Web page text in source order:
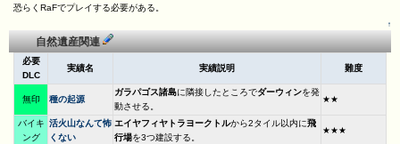
恐らくRaFでプレイする必要がある。
↑
自然遺産関連
必要
DLC
実績名 実績説明 難度
無印 種の起源
ガラパゴス諸島に隣接したところでダーウィンを発
動させる。
★★
バイキ
ング
活火山なんて怖
くない
エイヤフィヤトラヨークトルから2タイル以内に飛
行場を3つ建設する。
★★★